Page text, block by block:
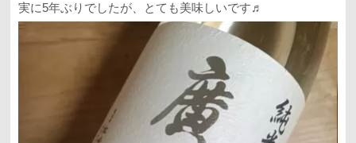
実に5年ぶりでしたが、とても美味しいです♬